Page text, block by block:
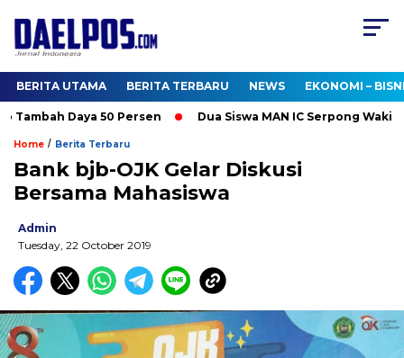
BERITA UTAMA BERITA TERBARU NEWS EKONOMI –
Daya 50 Persen Dua Siswa MAN IC Serpong Wakili
Home / Berita Terbaru
Bank bjb-OJK Gelar Diskusi
Bersama Mahasiswa
Admin
Tuesday, 22 October 2019